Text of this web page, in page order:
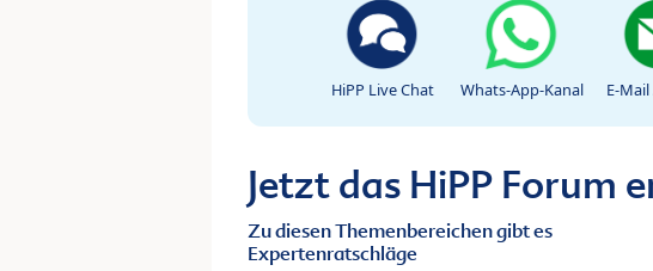
HiPP Live Chat Whats-App-Kanal E-
Jetzt das HiPP Forum
Zu diesen Themenbereichen gibt es
Expertenratschläge